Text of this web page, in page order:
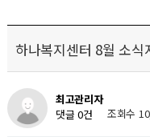
하나복지센터 8월 소식
최고관리자
댓글 0건
조회수